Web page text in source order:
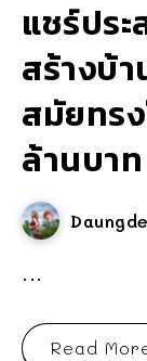
แชร์ปร
สร้างบ้
สมัยทร
ล้านบาท
...
Read